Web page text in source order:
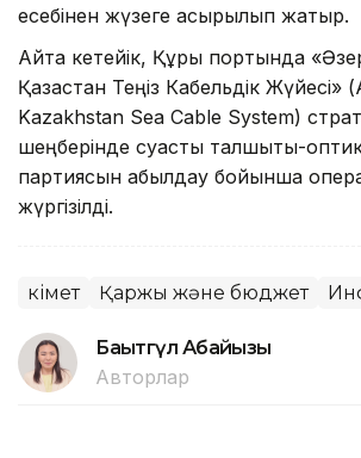
есебінен жүзеге асырылып жатыр.
Айта кетейік, Құрық портында
Қазақстан Теңіз Кабельдік Жүйесі»
Kazakhstan Sea Cable System)
шеңберінде суасты талшықты-
партиясын қабылдау бойынша
жүргізілді.
Үкімет Қаржы және бюджет
Бақытгүл Абайқызы
Авторлар